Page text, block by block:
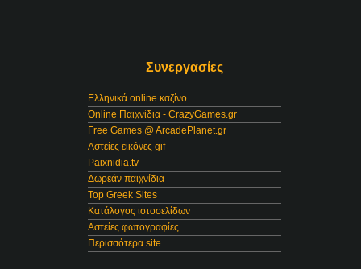
Συνεργασίες
Ελληνικά online καζίνο
Online Παιχνίδια - CrazyGames.gr
Free Games @ ArcadePlanet.gr
Αστείες εικόνες gif
Paixnidia.tv
Δωρεάν παιχνίδια
Top Greek Sites
Κατάλογος ιστοσελίδων
Αστείες φωτογραφίες
Περισσότερα site...